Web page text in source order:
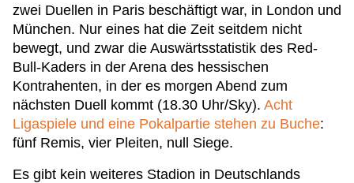
zwei Duellen in Paris beschäftigt war, in London und
München. Nur eines hat die Zeit seitdem nicht
bewegt, und zwar die Auswärtsstatistik des Red-
Bull-Kaders in der Arena des hessischen
Kontrahenten, in der es morgen Abend zum
nächsten Duell kommt (18.30 Uhr/Sky). Acht
Ligaspiele und eine Pokalpartie stehen zu Buche:
fünf Remis, vier Pleiten, null Siege.
Es gibt kein weiteres Stadion in Deutschlands